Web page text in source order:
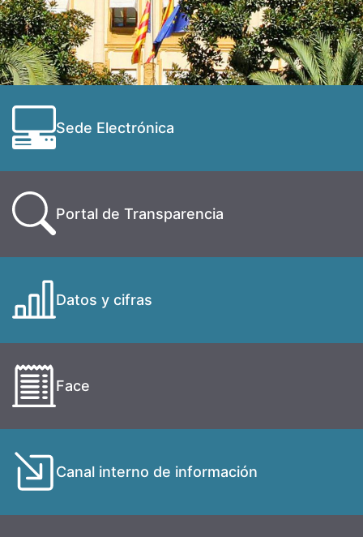
Sede Electrónica
Portal de Transparencia
Datos y cifras
Face
Canal interno de información